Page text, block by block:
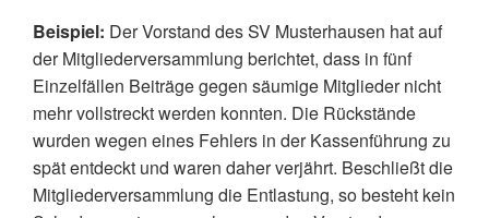
Beispiel: Der Vorstand des SV Musterhausen hat auf
der Mitgliederversammlung berichtet, dass in fünf
Einzelfällen Beiträge gegen säumige Mitglieder nicht
mehr vollstreckt werden konnten. Die Rückstände
wurden wegen eines Fehlers in der Kassenführung zu
spät entdeckt und waren daher verjährt. Beschließt die
Mitgliederversammlung die Entlastung, so besteht kein